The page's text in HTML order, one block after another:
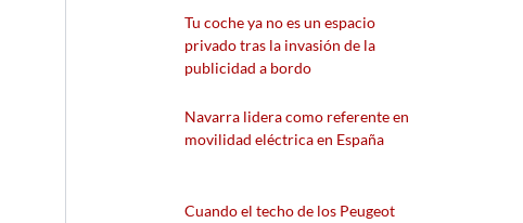
Tu coche ya no es un espacio
privado tras la invasión de la
publicidad a bordo
Navarra lidera como referente en
movilidad eléctrica en España
Cuando el techo de los Peugeot